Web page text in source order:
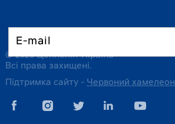
© 2026 Цеппелін Україна
Всі права захищені.
Підтримка сайту - Червоний хамелеон